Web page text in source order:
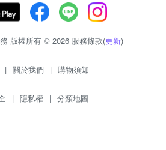
版權所有 © 2026 服務條款(更新)
| 關於我們 | 購物須知
| 隱私權 | 分類地圖